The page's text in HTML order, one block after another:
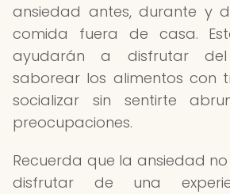
ansiedad antes, durante y
comida fuera de casa.
ayudarán a disfrutar
saborear los alimentos con
socializar sin sentirte
preocupaciones.
Recuerda que la ansiedad
disfrutar de una